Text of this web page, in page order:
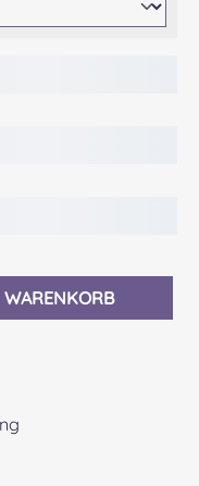
gewünschten
WARENKORB